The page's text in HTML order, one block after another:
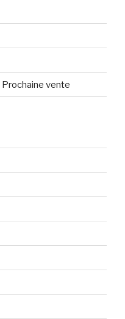
Prochaine vente